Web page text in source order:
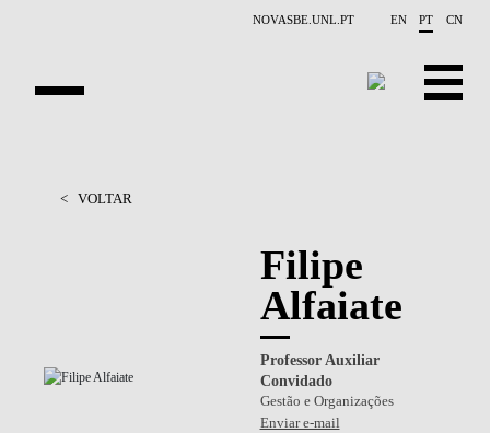
NOVASBE.UNL.PT EN PT CN
< VOLTAR
Filipe
Alfaiate
Professor Auxiliar
Convidado
Gestão e Organizações
Enviar e-mail